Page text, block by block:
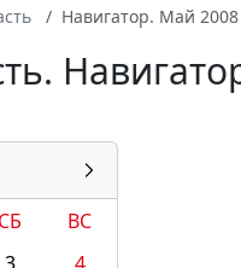
Навигатор. Май 2008
СБ
ВС